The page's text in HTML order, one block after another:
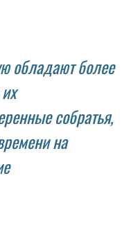
обладают более
собратья,
на